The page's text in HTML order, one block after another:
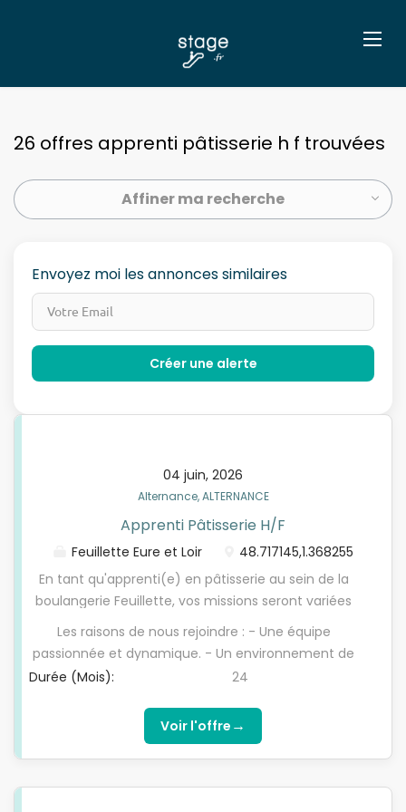
26 offres apprenti pâtisserie h f trouvées
Affiner ma recherche
Envoyez moi les annonces similaires
04 juin, 2026
Alternance, ALTERNANCE
Apprenti Pâtisserie H/F
Feuillette Eure et Loir
48.717145,1.368255
En tant qu'apprenti(e) en pâtisserie au sein de la
boulangerie Feuillette, vos missions seront variées
et vous permettront de développer des
compétences essentielles dans le domaine de la
production : - Fabrication des produits : Vous
participerez à la production de nos pâtisseries en
fonction de votre évolution au cours de
l'apprentissage - Respect de la qualité : Vous
Les raisons de nous rejoindre : - Une équipe
passionnée et dynamique. - Un environnement de
travail convivial et authentique. - Une formation
Informations pratiques : - Alternance d'une durée
de 24 mois - Rémunération selon le niveau
d'études en accord avec le tableau de
rémunération brute mensuelle minimale d'un(e)
Durée (Mois): 24
Voir l'offre →